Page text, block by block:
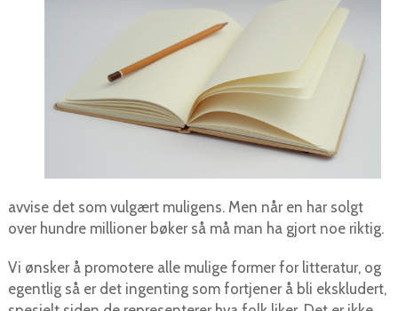
avvise det som vulgært muligens. Men når en har solgt
over hundre millioner bøker så må man ha gjort noe riktig.
Vi ønsker å promotere alle mulige former for litteratur, og
egentlig så er det ingenting som fortjener å bli ekskludert,